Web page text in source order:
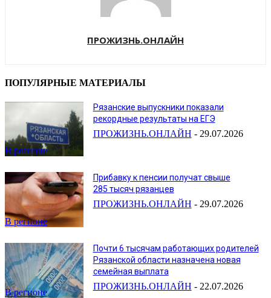
ПРОЖИЗНЬ.ОНЛАЙН
ПОПУЛЯРНЫЕ МАТЕРИАЛЫ
В регионе
Рязанские выпускники показали
рекордные результаты на ЕГЭ
ПРОЖИЗНЬ.ОНЛАЙН - 29.07.2026
В регионе
Прибавку к пенсии получат свыше
285 тысяч рязанцев
ПРОЖИЗНЬ.ОНЛАЙН - 29.07.2026
В регионе
Почти 6 тысячам работающих родителей
Рязанской области назначена новая
семейная выплата
ПРОЖИЗНЬ.ОНЛАЙН - 22.07.2026